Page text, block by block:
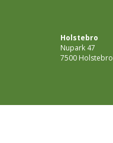
Holstebro
Nupark 47
7500 Holstebro